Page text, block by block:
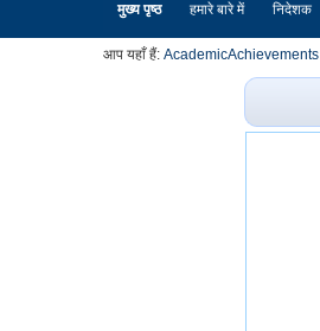
मुख्य पृष्ठ हमारे बारे में निदेशक
आप यहाँ हैं: AcademicAchievements